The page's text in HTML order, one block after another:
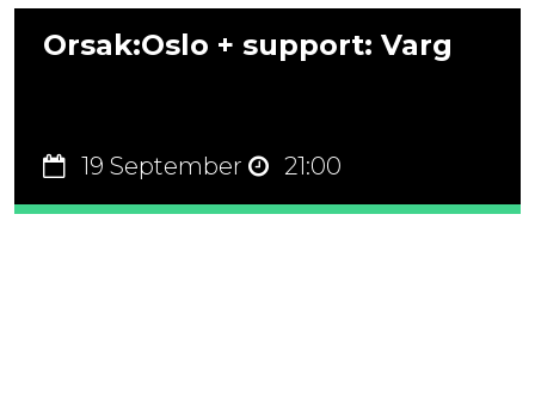
Orsak:Oslo + support: Varg
19 September 21:00